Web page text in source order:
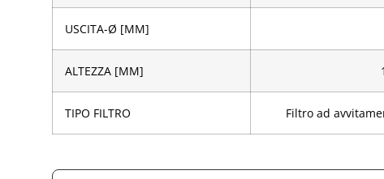
USCITA-Ø [MM]
ALTEZZA [MM]
TIPO FILTRO Filtro ad